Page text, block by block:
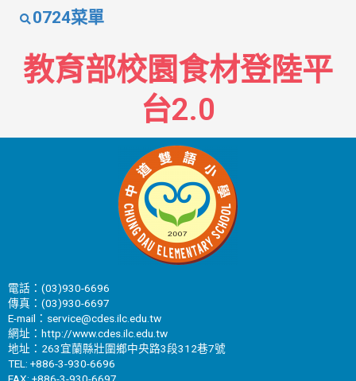
0724菜單
教育部校園食材登陸平
台2.0
電話：(03)930-6696
傳真：(03)930-6697
E-mail：service@cdes.ilc.edu.tw
網址：http://www.cdes.ilc.edu.tw
地址：263宜蘭縣壯圍鄉中央路3段312巷7號
TEL: +886-3-930-6696